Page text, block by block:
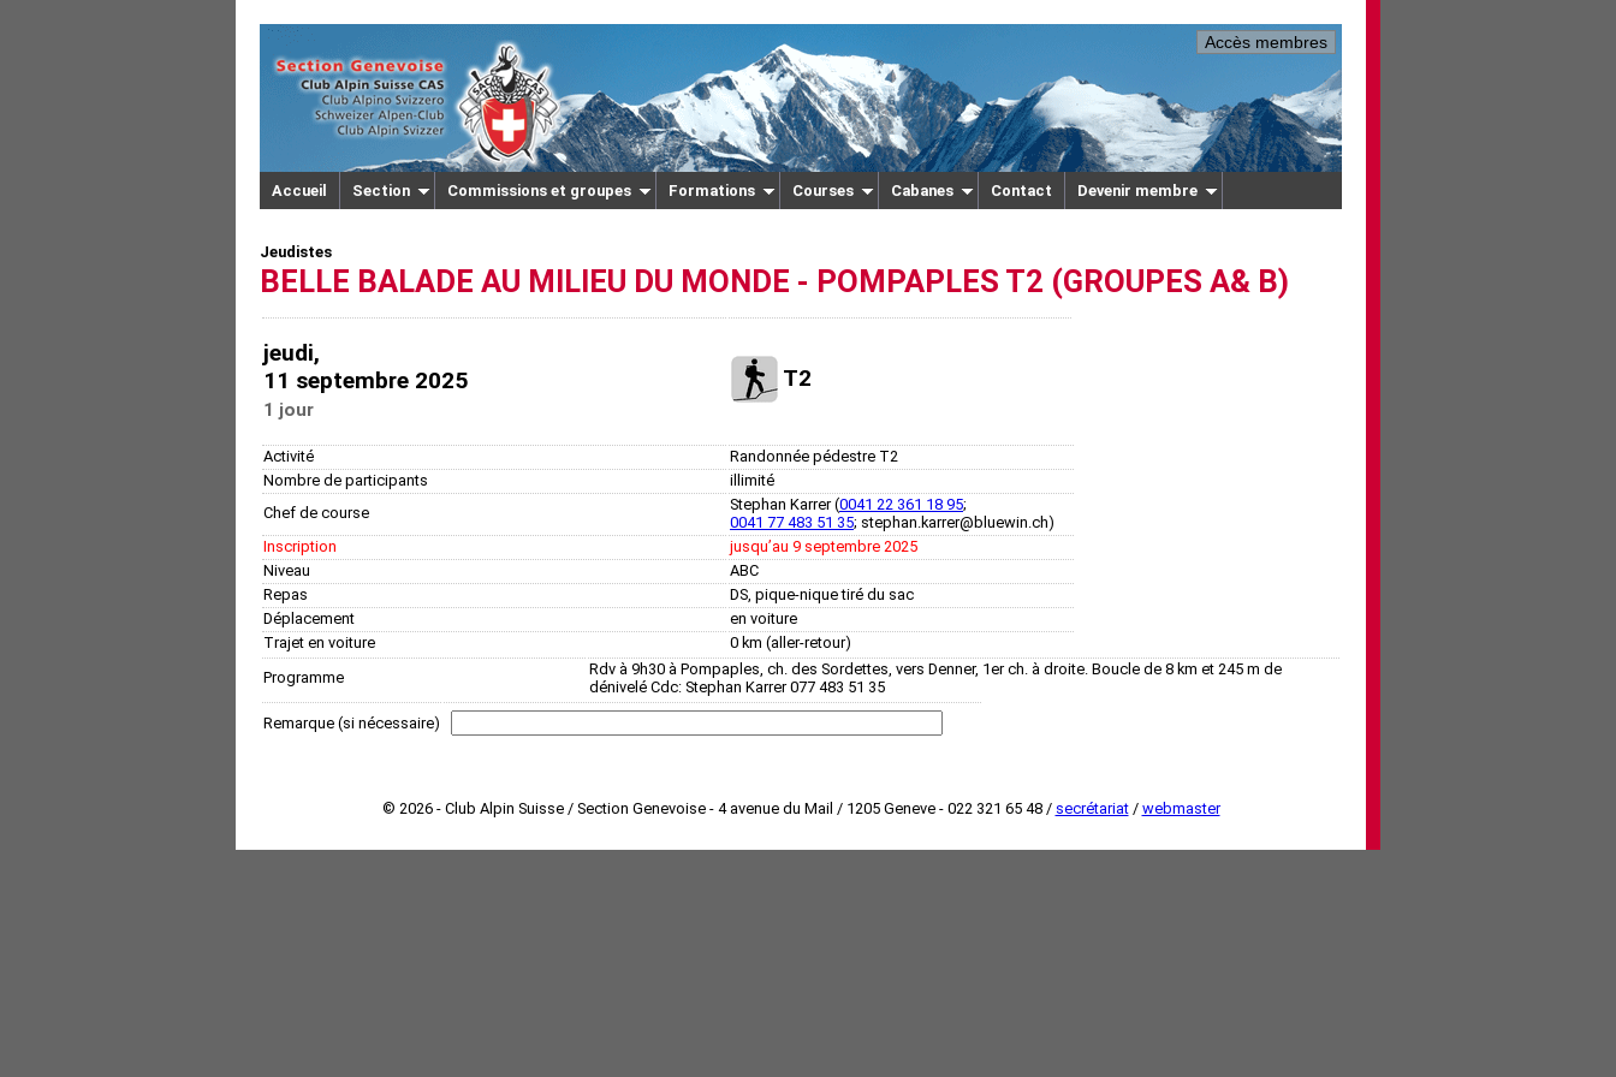
Accès membres
Accueil Section Commissions et groupes Formations Courses Cabanes Contact Devenir membre
Jeudistes
BELLE BALADE AU MILIEU DU MONDE - POMPAPLES T2 (GROUPES A& B)
jeudi,
11 septembre 2025
1 jour
T2
Activité
Randonnée pédestre T2
Nombre de participants
illimité
Chef de course
Stephan Karrer (0041 22 361 18 95;
0041 77 483 51 35; stephan.karrer@bluewin.ch)
Inscription
jusquʼau 9 septembre 2025
Niveau
ABC
Repas
DS, pique-nique tiré du sac
Déplacement
en voiture
Trajet en voiture
0 km (aller-retour)
Programme
Rdv à 9h30 à Pompaples, ch. des Sordettes, vers Denner, 1er ch. à droite. Boucle de 8 km et 245 m de
dénivelé Cdc: Stephan Karrer 077 483 51 35
Remarque (si nécessaire)
© 2026 - Club Alpin Suisse / Section Genevoise - 4 avenue du Mail / 1205 Geneve - 022 321 65 48 / secrétariat/ webmaster